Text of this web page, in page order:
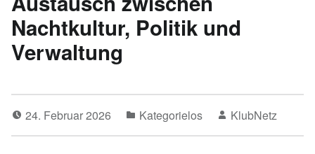
Nachtkultur, Politik und
Verwaltung
24. Februar 2026 Kategorielos KlubNetz